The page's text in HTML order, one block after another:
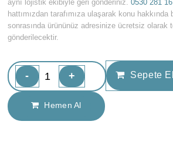
aynı lojistik ekibiyle geri gönderiniz.0530 281
hattımızdan tarafımıza ulaşarak konu hakkında
sonrasında ürününüz adresinize ücretsiz olarak
gönderilecektir.
- + Sepete
Hemen Al